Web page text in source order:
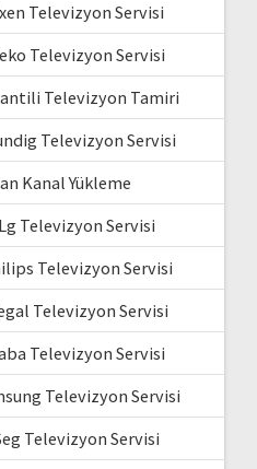
Televizyon Servisi
Televizyon Servisi
Televizyon Tamiri
Televizyon Servisi
Kanal Yükleme
Televizyon Servisi
Televizyon Servisi
Televizyon Servisi
Televizyon Servisi
Televizyon Servisi
Televizyon Servisi